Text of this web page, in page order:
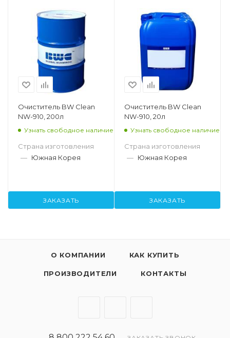
Очиститель BW Clean
NW-910, 200л
Узнать свободное наличие
Страна изготовления
— Южная Корея
ЗАКАЗАТЬ
Очиститель BW Clean
NW-910, 20л
Узнать свободное наличие
Страна изготовления
— Южная Корея
ЗАКАЗАТЬ
О КОМПАНИИ КАК КУПИТЬ
ПРОИЗВОДИТЕЛИ КОНТАКТЫ